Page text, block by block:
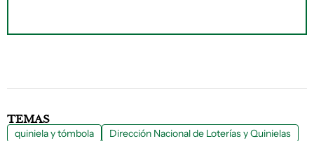
TEMAS
quiniela y tómbola
Dirección Nacional de Loterías y Quinielas